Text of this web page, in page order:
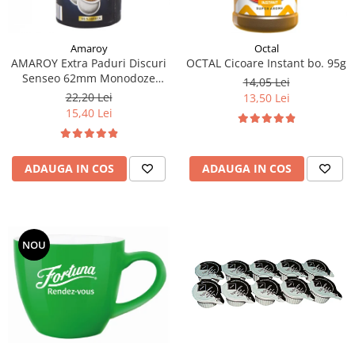
Amaroy
AMAROY Extra Paduri Discuri
Senseo 62mm Monodoze
20buc 140g
22,20 Lei
15,40 Lei
ADAUGA IN COS
Octal
OCTAL Cicoare Instant bo. 95g
14,05 Lei
13,50 Lei
ADAUGA IN COS
NOU